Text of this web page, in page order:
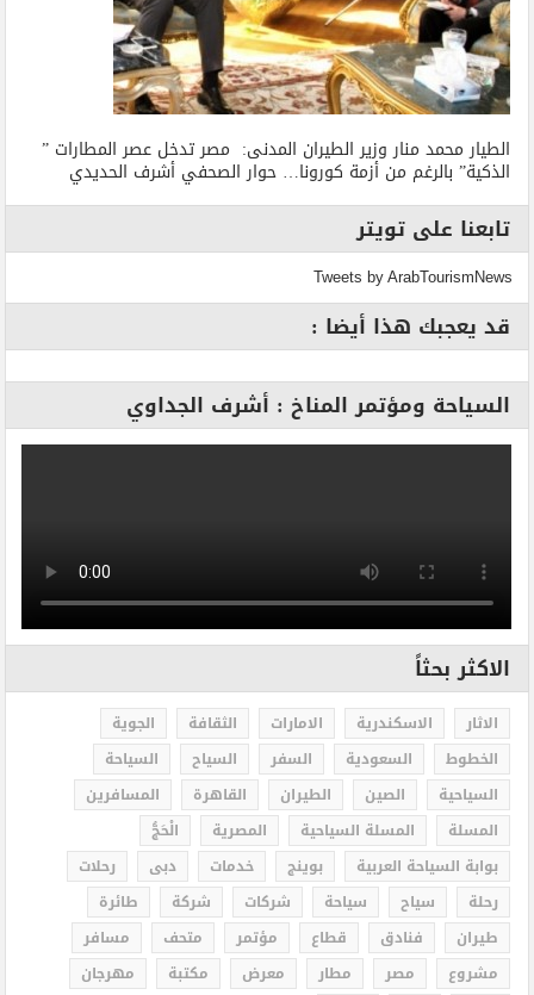
الطيار محمد منار وزير الطيران المدنى: مصر تدخل عصر المطارات ”
الذكية” بالرغم من أزمة كورونا… حوار الصحفي أشرف الحديدي
تابعنا على تويتر
Tweets by ArabTourismNews
قد يعجبك هذا أيضا :
السياحة ومؤتمر المناخ : أشرف الجداوي
الاكثر بحثاً
الاثار الاسكندرية الامارات الثقافة
الجوية
الخطوط
السعودية السفر السياح
السياحة
السياحية
الصين الطيران القاهرة
المسافرين
المسلة
المسلة السياحية المصرية
الْحَجُّ
بوابة السياحة العربية
بوينج خدمات دبى
رحلات
رحلة
سياح سياحة شركات شركة
طائرة
طيران
فنادق قطاع مؤتمر متحف
مسافر
مشروع
مصر مطار معرض مكتبة
مهرجان